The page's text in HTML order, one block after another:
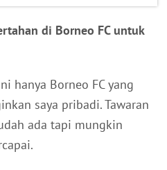
di Borneo FC untuk
hanya Borneo FC yang
saya pribadi. Tawaran
ada tapi mungkin